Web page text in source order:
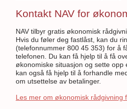
Kontakt NAV for
NAV tilbyr gratis økonomisk
Hvis du føler deg fastlåst, kan du
(telefonnummer 800 45 353) for å
telefonen. Du kan få hjelp til å få
økonomiske situasjon og sette opp
kan også få hjelp til å forhandle
om utsettelse av betalinger.
Les mer om økonomisk rådgivning